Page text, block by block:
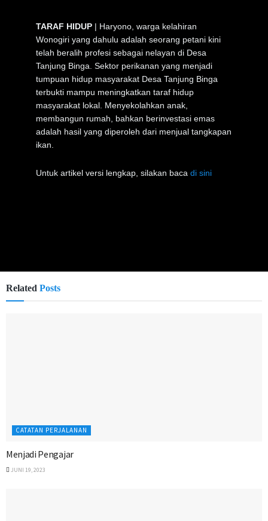
TARAF HIDUP | Haryono, warga kelahiran
Wonogiri yang dahulu adalah seorang petani kini
telah beralih profesi sebagai nelayan di Desa
Tanjung Binga. Sektor perikanan yang menjadi
tumpuan hidup masyarakat Desa Tanjung Binga
terbukti mampu meningkatkan taraf hidup
masyarakat lokal. Menyekolahkan anak,
membangun rumah, bahkan berinvestasi emas
adalah hasil yang diperoleh dari menjual tangkapan
ikan.
Untuk artikel versi lengkap, silakan baca di sini
Related Posts
CATATAN PERJALANAN
Menjadi Pengajar
JUNI 19, 2023